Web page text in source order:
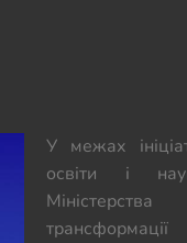
У межах
освіти і